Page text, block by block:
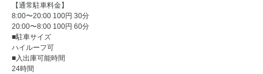
【通常駐車料金】
8:00〜20:00 100円 30分
20:00〜8:00 100円 60分
■駐車サイズ
ハイルーフ可
■入出庫可能時間
24時間